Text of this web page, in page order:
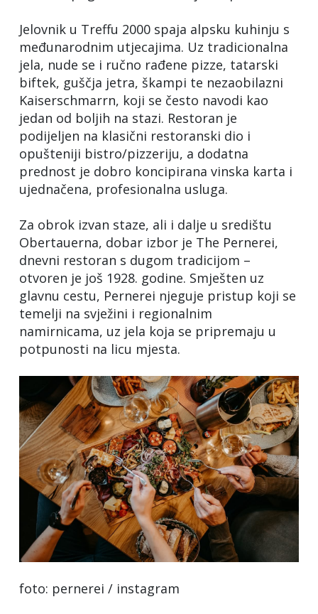
Jelovnik u Treffu 2000 spaja alpsku kuhinju s
međunarodnim utjecajima. Uz tradicionalna
jela, nude se i ručno rađene pizze, tatarski
biftek, guščja jetra, škampi te nezaobilazni
Kaiserschmarrn, koji se često navodi kao
jedan od boljih na stazi. Restoran je
podijeljen na klasični restoranski dio i
opušteniji bistro/pizzeriju, a dodatna
prednost je dobro koncipirana vinska karta i
ujednačena, profesionalna usluga.
Za obrok izvan staze, ali i dalje u središtu
Obertauerna, dobar izbor je The Pernerei,
dnevni restoran s dugom tradicijom –
otvoren je još 1928. godine. Smješten uz
glavnu cestu, Pernerei njeguje pristup koji se
temelji na svježini i regionalnim
namirnicama, uz jela koja se pripremaju u
potpunosti na licu mjesta.
foto: pernerei / instagram